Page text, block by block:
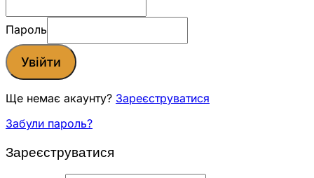
Пароль
Увійти
Ще немає акаунту? Зареєструватися
Забули пароль?
Зареєструватися